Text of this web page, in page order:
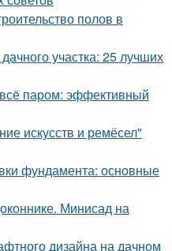
полов в
участка: 25 лучших
паром: эффективный
искусств и ремёсел"
фундамента: основные
Минисад на
дизайна на дачном